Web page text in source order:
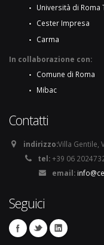
Università di Roma
Cester Impresa
Carma
In collaborazione con:
Comune di Roma
Mibac
Contatti
indirizzo:Villa Gentile,
tel:+39 06
email:
Seguici